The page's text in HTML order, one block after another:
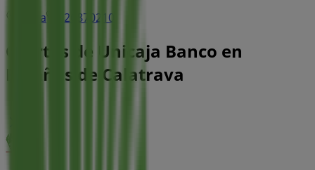
Mapa
926870210
Ofertas de Unicaja Banco en
Bolaños de Calatrava